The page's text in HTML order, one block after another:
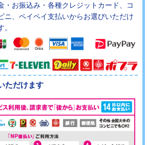
・お振込み・各種クレジットカード、コ
ニ、ペイペイ支払いからお選びいただけ
。
ただけます